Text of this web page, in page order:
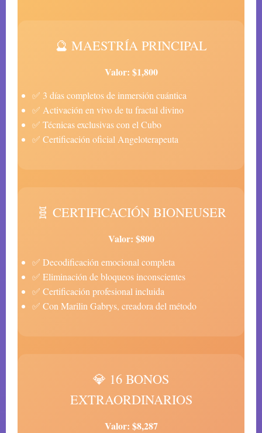
🔮 MAESTRÍA PRINCIPAL
Valor: $1,800
✅ 3 días completos de inmersión cuántica
✅ Activación en vivo de tu fractal divino
✅ Técnicas exclusivas con el Cubo
✅ Certificación oficial Angeloterapeuta
🧬 CERTIFICACIÓN BIONEUSER
Valor: $800
✅ Decodificación emocional completa
✅ Eliminación de bloqueos inconscientes
✅ Certificación profesional incluida
✅ Con Marilin Gabrys, creadora del método
💎 16 BONOS
EXTRAORDINARIOS
Valor: $8,287